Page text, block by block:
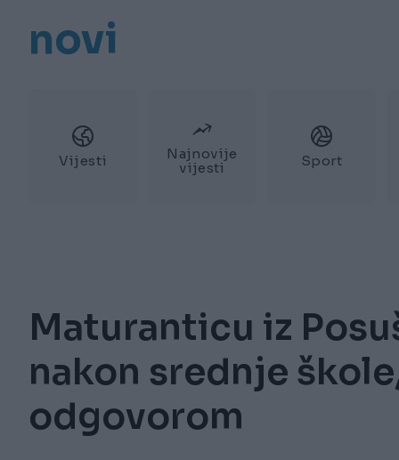
novi
Vijesti
Najnovije
vijesti
Sport
Maturanticu iz
nakon srednje
odgovorom